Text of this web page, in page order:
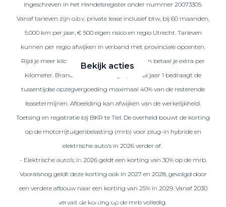
Zakelijke Lease acties
voordeel
Bekijk acties
Terug
Over elektrisch rijden
ingeschreven in het Handelsregister onder nummer 20073305.
Vanaf tarieven zijn o.b.v. private lease inclusief btw, bij 60 maanden,
5.000 km per jaar, € 500 eigen risico en regio Utrecht. Tarieven
kunnen per regio afwijken in verband met provinciale opcenten.
Rijd je meer kilometers dan afgesproken, dan betaal je extra per
kilometer. Brandstof is niet inbegrepen. Na jaar 1 bedraagt de
tussentijdse opzegvergoeding maximaal 40% van de resterende
leasetermijnen. Afbeelding kan afwijken van de werkelijkheid.
Toetsing en registratie bij BKR te Tiel. De overheid bouwt de korting
op de motorrijtuigenbelasting (mrb) voor plug-in hybride en
elektrische auto’s in 2026 verder af.
- Elektrische auto’s: In 2026 geldt een korting van 30% op de mrb.
Vooralsnog geldt deze korting ook in 2027 en 2028, gevolgd door
een verdere afbouw naar een korting van 25% in 2029. Vanaf 2030
vervalt de korting op de mrb volledig.